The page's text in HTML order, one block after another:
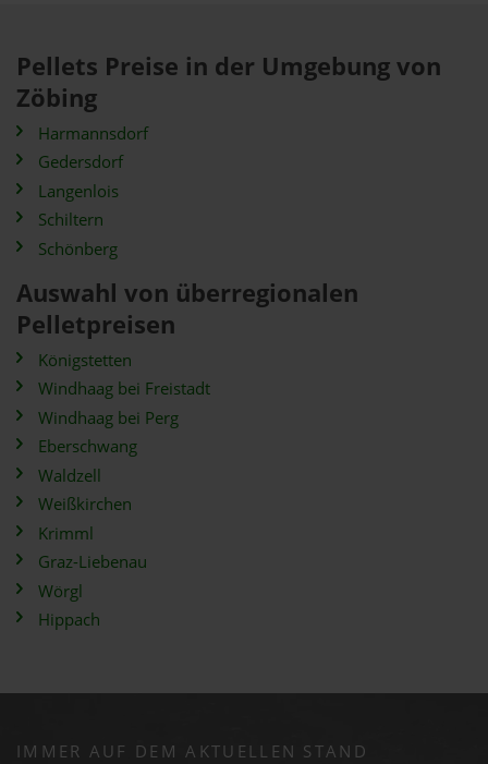
Pellets Preise in der Umgebung von
Zöbing
Harmannsdorf
Gedersdorf
Langenlois
Schiltern
Schönberg
Auswahl von überregionalen
Pelletpreisen
Königstetten
Windhaag bei Freistadt
Windhaag bei Perg
Eberschwang
Waldzell
Weißkirchen
Krimml
Graz-Liebenau
Wörgl
Hippach
IMMER AUF DEM AKTUELLEN STAND